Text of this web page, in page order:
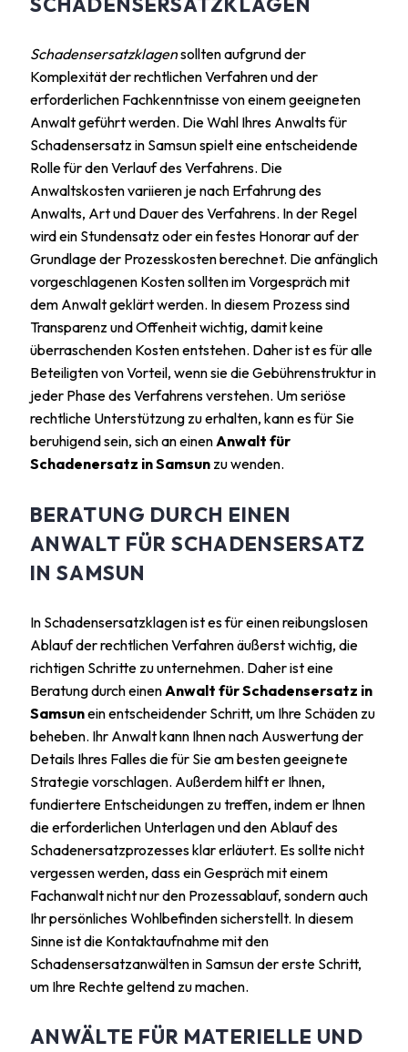
Schadensersatzklagensollten aufgrund der
Komplexität der rechtlichen Verfahren und der
erforderlichen Fachkenntnisse von einem geeigneten
Anwalt geführt werden. Die Wahl Ihres Anwalts für
Schadensersatz in Samsun spielt eine entscheidende
Rolle für den Verlauf des Verfahrens. Die
Anwaltskosten variieren je nach Erfahrung des
Anwalts, Art und Dauer des Verfahrens. In der Regel
wird ein Stundensatz oder ein festes Honorar auf der
Grundlage der Prozesskosten berechnet. Die anfänglich
vorgeschlagenen Kosten sollten im Vorgespräch mit
dem Anwalt geklärt werden. In diesem Prozess sind
Transparenz und Offenheit wichtig, damit keine
überraschenden Kosten entstehen. Daher ist es für alle
Beteiligten von Vorteil, wenn sie die Gebührenstruktur in
jeder Phase des Verfahrens verstehen. Um seriöse
rechtliche Unterstützung zu erhalten, kann es für Sie
beruhigend sein, sich an einenAnwalt für
Schadenersatz in Samsun zu wenden.
BERATUNG DURCH EINEN
ANWALT FÜR SCHADENSERSATZ
IN SAMSUN
In Schadensersatzklagen ist es für einen reibungslosen
Ablauf der rechtlichen Verfahren äußerst wichtig, die
richtigen Schritte zu unternehmen. Daher ist eine
Beratung durch einen Anwalt für Schadensersatz in
Samsunein entscheidender Schritt, um Ihre Schäden zu
beheben. Ihr Anwalt kann Ihnen nach Auswertung der
Details Ihres Falles die für Sie am besten geeignete
Strategie vorschlagen. Außerdem hilft er Ihnen,
fundiertere Entscheidungen zu treffen, indem er Ihnen
die erforderlichen Unterlagen und den Ablauf des
Schadenersatzprozesses klar erläutert. Es sollte nicht
vergessen werden, dass ein Gespräch mit einem
Fachanwalt nicht nur den Prozessablauf, sondern auch
Ihr persönliches Wohlbefinden sicherstellt. In diesem
Sinne ist die Kontaktaufnahme mit den
Schadensersatzanwälten in Samsun der erste Schritt,
um Ihre Rechte geltend zu machen.
ANWÄLTE FÜR MATERIELLE UND